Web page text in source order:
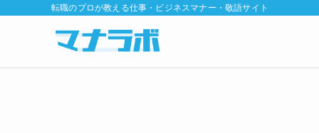
転職のプロが教える仕事・ビジネスマナー・敬語サイト